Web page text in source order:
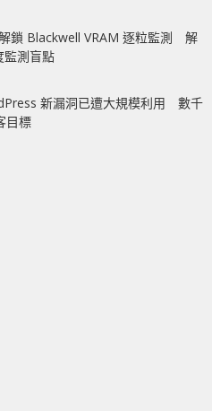
鎖 Blackwell VRAM 逐粒監測 解
監測盲點
新漏洞已遭大規模利用 數千
目標